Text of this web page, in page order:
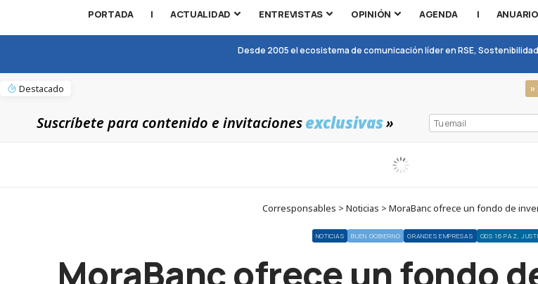
PORTADA | ACTUALIDAD ENTREVISTAS OPINIÓN AGENDA | ANUARIO
Desde 2005 el ecosistema de comunicación líder en RSE, Sostenibilidad
Destacado
Suscríbete para contenido e invitacionesexclusivas»
Corresponsables > Noticias > MoraBanc ofrece un fondo de
NOTICIAS BUEN GOBIERNO GRANDES EMPRESAS ODS 16 PAZ,
MoraBanc ofrece un fondo